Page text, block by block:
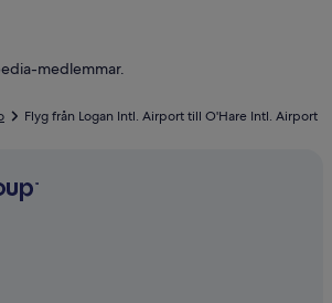
medlemmar.
Flyg från Logan Intl. Airport till O'Hare Intl. Airport